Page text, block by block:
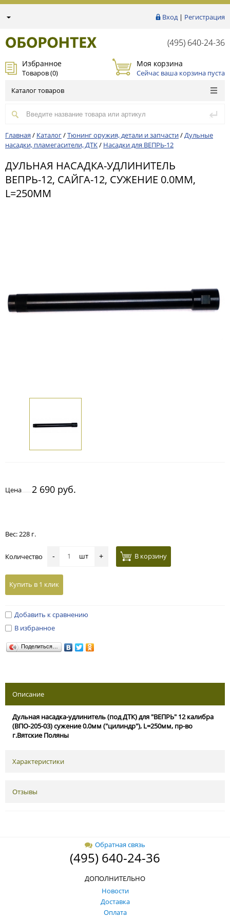
Вход| Регистрация
(495) 640-24-36
Избранное
Товаров (0)
Моя корзина
Сейчас ваша корзина пуста
Каталог товаров
Главная / Каталог/Тюнинг оружия, детали и запчасти/Дульные
насадки, пламегасители, ДТК/ Насадки для ВЕПРЬ-12
ДУЛЬНАЯ НАСАДКА-УДЛИНИТЕЛЬ
ВЕПРЬ-12, САЙГА-12, СУЖЕНИЕ 0.0ММ,
L=250ММ
Цена 2 690 руб.
Вес: 228 г.
Количество - шт + В корзину
Купить в 1 клик
Добавить к сравнению
В избранное
Поделиться…
Описание
Дульная насадка-удлинитель (под ДТК) для "ВЕПРЬ" 12 калибра
(ВПО-205-03) сужение 0.0мм ("цилиндр"), L=250мм, пр-во
г.Вятские Поляны
Характеристики
Отзывы
Обратная связь
(495) 640-24-36
ДОПОЛНИТЕЛЬНО
Новости
Доставка
Оплата